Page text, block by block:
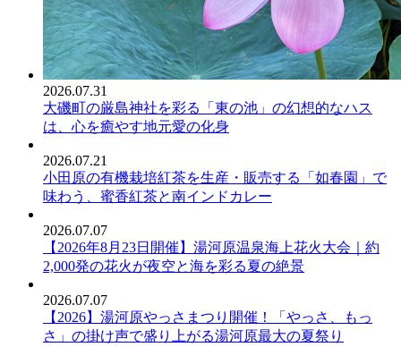
2026.07.31
大磯町の厳島神社を彩る「東の池」の幻想的なハス
は、心を癒やす地元愛の化身
2026.07.21
小田原の有機栽培紅茶を生産・販売する「如春園」で
味わう、蜜香紅茶と南インドカレー
2026.07.07
【2026年8月23日開催】湯河原温泉海上花火大会｜約
2,000発の花火が夜空と海を彩る夏の絶景
2026.07.07
【2026】湯河原やっさまつり開催！「やっさ、もっ
さ」の掛け声で盛り上がる湯河原最大の夏祭り